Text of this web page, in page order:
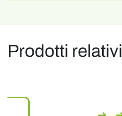
Prodotti relativi